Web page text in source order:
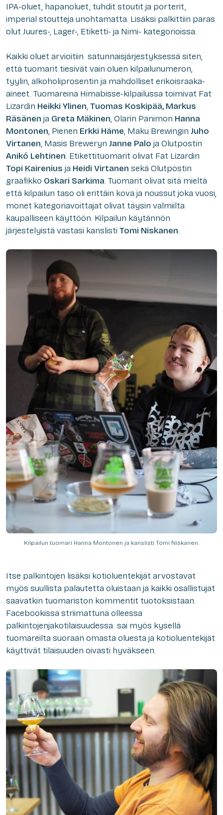
IPA-oluet, hapanoluet, tuhdit stoutit ja porterit,
imperial stoutteja unohtamatta. Lisäksi palkittiin paras
olut Juures-, Lager-, Etiketti- ja Nimi- kategorioissa.
Kaikki oluet arvioitiin satunnaisjärjestyksessä siten,
että tuomarit tiesivät vain oluen kilpailunumeron,
tyylin, alkoholiprosentin ja mahdolliset erikoisraaka-
aineet. Tuomareina Himabisse-kilpailussa toimivat Fat
Lizardin Heikki Ylinen, Tuomas Koskipää, Markus
Räsänen ja Greta Mäkinen, Olarin Panimon Hanna
Montonen, Pienen Erkki Häme, Maku Brewingin Juho
Virtanen, Masis Breweryn Janne Palo ja Olutpostin
Anikó Lehtinen. Etikettituomarit olivat Fat Lizardin
Topi Kairenius ja Heidi Virtanen sekä Olutpostin
graafikko Oskari Sarkima. Tuomarit olivat sitä mieltä
että kilpailun taso oli erittäin kova ja noussut joka vuosi,
monet kategoriavoittajat olivat täysin valmiilta
kaupalliseen käyttöön. Kilpailun käytännön
järjestelyistä vastasi kanslisti Tomi Niskanen.
Kilpailun tuomari Hanna Montonen ja kanslisti Tomi Niskanen.
Itse palkintojen lisäksi kotioluentekijät arvostavat
myös suullista palautetta oluistaan ja kaikki osallistujat
saavatkin tuomariston kommentit tuotoksistaan.
Facebookissa striimattuna olleessa
palkintojenjakotilaisuudessa sai myös kysellä
tuomareilta suoraan omasta oluesta ja kotioluentekijät
käyttivät tilaisuuden oivasti hyväkseen.